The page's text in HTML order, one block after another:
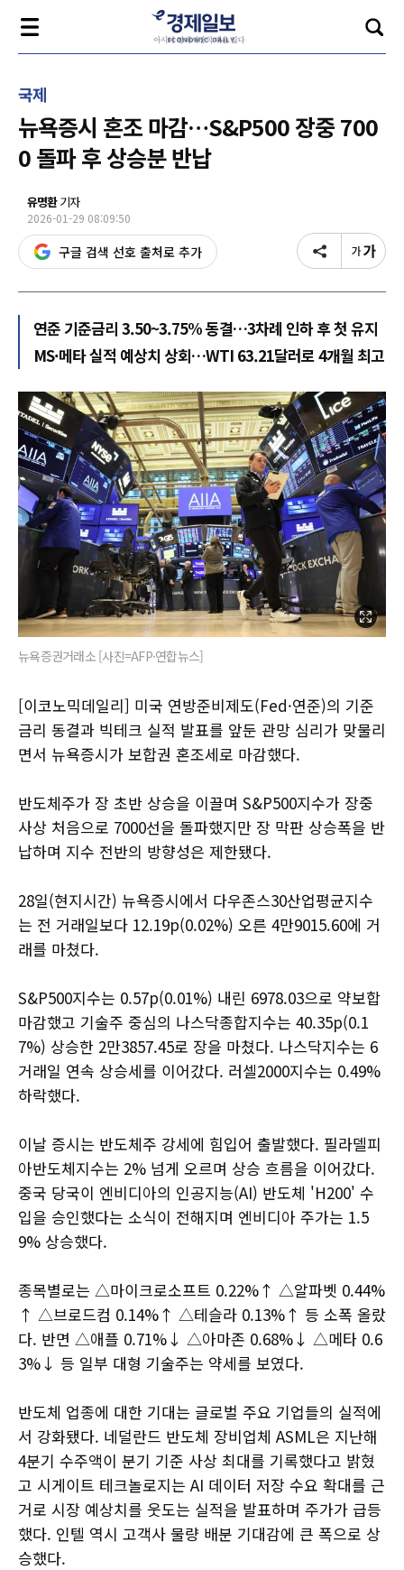
국제
뉴욕증시 혼조 마감…S&P500 장중 700
0 돌파 후 상승분 반납
유명환기자
2026-01-29 08:09:50
구글 검색 선호 출처로 추가
연준 기준금리 3.50~3.75% 동결…3차례 인하 후 첫 유지
MS·메타 실적 예상치 상회…WTI 63.21달러로 4개월 최고
뉴욕증권거래소 [사진=AFP·연합뉴스]
[이코노믹데일리] 미국 연방준비제도(Fed·연준)의 기준
금리 동결과 빅테크 실적 발표를 앞둔 관망 심리가 맞물리
면서 뉴욕증시가 보합권 혼조세로 마감했다.
반도체주가 장 초반 상승을 이끌며 S&P500지수가 장중
사상 처음으로 7000선을 돌파했지만 장 막판 상승폭을 반
납하며 지수 전반의 방향성은 제한됐다.
28일(현지시간) 뉴욕증시에서 다우존스30산업평균지수
는 전 거래일보다 12.19p(0.02%) 오른 4만9015.60에 거
래를 마쳤다.
S&P500지수는 0.57p(0.01%) 내린 6978.03으로 약보합
마감했고 기술주 중심의 나스닥종합지수는 40.35p(0.1
7%) 상승한 2만3857.45로 장을 마쳤다. 나스닥지수는 6
거래일 연속 상승세를 이어갔다. 러셀2000지수는 0.49%
하락했다.
이날 증시는 반도체주 강세에 힘입어 출발했다. 필라델피
아반도체지수는 2% 넘게 오르며 상승 흐름을 이어갔다.
중국 당국이 엔비디아의 인공지능(AI) 반도체 'H200' 수
입을 승인했다는 소식이 전해지며 엔비디아 주가는 1.5
9% 상승했다.
종목별로는 △마이크로소프트 0.22%↑ △알파벳 0.44%
↑ △브로드컴 0.14%↑ △테슬라 0.13%↑ 등 소폭 올랐
다. 반면 △애플 0.71%↓ △아마존 0.68%↓ △메타 0.6
3%↓ 등 일부 대형 기술주는 약세를 보였다.
반도체 업종에 대한 기대는 글로벌 주요 기업들의 실적에
서 강화됐다. 네덜란드 반도체 장비업체 ASML은 지난해
4분기 수주액이 분기 기준 사상 최대를 기록했다고 밝혔
고 시게이트 테크놀로지는 AI 데이터 저장 수요 확대를 근
거로 시장 예상치를 웃도는 실적을 발표하며 주가가 급등
했다. 인텔 역시 고객사 물량 배분 기대감에 큰 폭으로 상
승했다.